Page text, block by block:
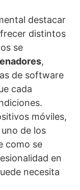
destacar
distintos
se
,
de software
cada
móviles,
de los
como se
en
necesita